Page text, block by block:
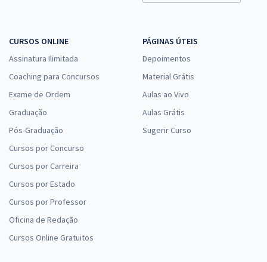
CURSOS ONLINE
Assinatura Ilimitada
Coaching para Concursos
Exame de Ordem
Graduação
Pós-Graduação
Cursos por Concurso
Cursos por Carreira
Cursos por Estado
Cursos por Professor
Oficina de Redação
Cursos Online Gratuitos
PÁGINAS ÚTEIS
Depoimentos
Material Grátis
Aulas ao Vivo
Aulas Grátis
Sugerir Curso